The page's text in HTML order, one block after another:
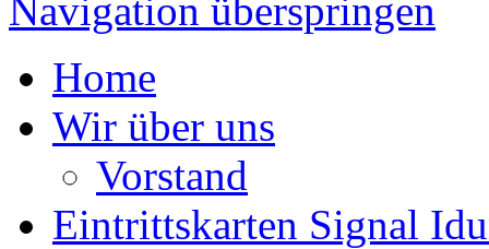
Navigation überspringen
Home
Wir über uns
Vorstand
Eintrittskarten Signal